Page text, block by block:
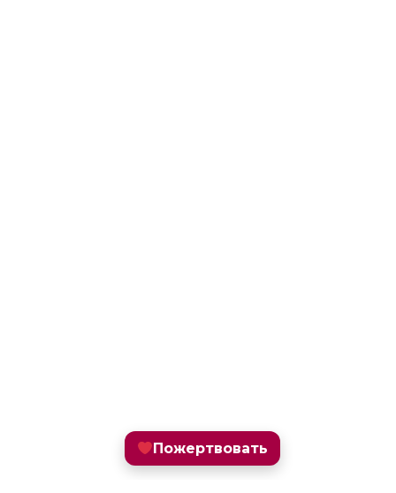
Пожертвовать